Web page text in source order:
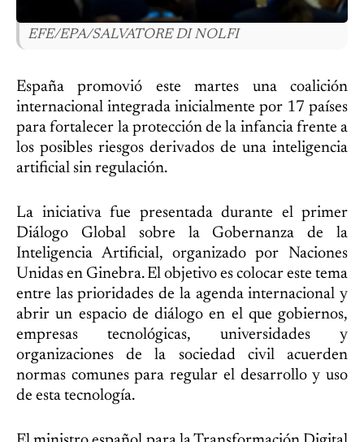
EFE/EPA/SALVATORE DI NOLFI
España promovió este martes una coalición
internacional integrada inicialmente por 17 países
para fortalecer la protección de la infancia frente a
los posibles riesgos derivados de una inteligencia
artificial sin regulación.
La iniciativa fue presentada durante el primer
Diálogo Global sobre la Gobernanza de la
Inteligencia Artificial, organizado por Naciones
Unidas en Ginebra. El objetivo es colocar este tema
entre las prioridades de la agenda internacional y
abrir un espacio de diálogo en el que gobiernos,
empresas tecnológicas, universidades y
organizaciones de la sociedad civil acuerden
normas comunes para regular el desarrollo y uso
de esta tecnología.